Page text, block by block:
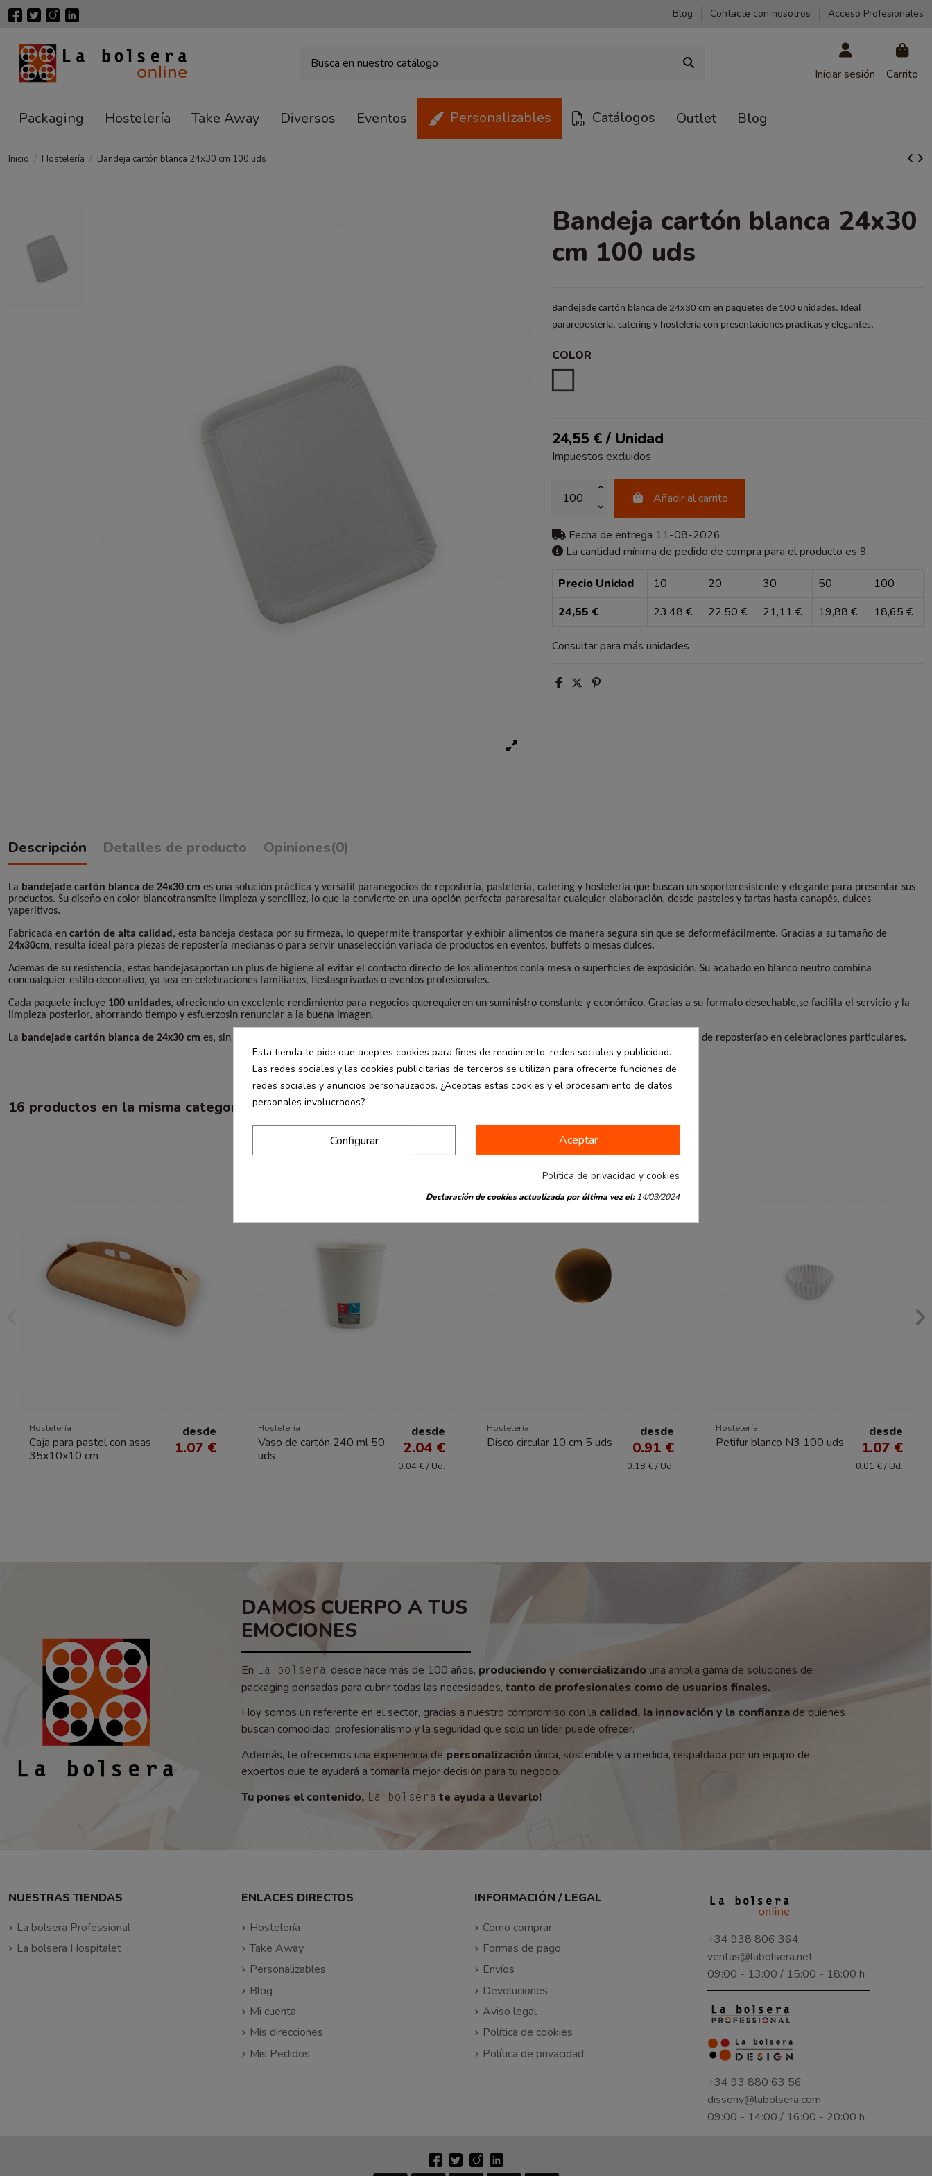
Blog Contacte con nosotros Acceso Profesionales
Iniciar sesión Carrito
Packaging Hostelería Take Away Diversos Eventos Personalizables Catálogos Outlet Blog
Inicio Hostelería Bandeja cartón blanca 24x30 cm 100 uds
Bandeja cartón blanca 24x30
cm 100 uds
Bandejade cartón blanca de 24x30 cm en paquetes de 100 unidades. Ideal
pararepostería, catering y hostelería con presentaciones prácticas y elegantes.
COLOR
24,55 € / Unidad
Impuestos excluidos
Añadir al carrito
Fecha de entrega 11-08-2026
La cantidad mínima de pedido de compra para el producto es 9.
Precio Unidad 10 20 30 50
100
24,55 €
23,48 € 22,50 € 21,11 € 19,88 € 18,65 €
Consultar para más unidades
Descripción Detalles de producto Opiniones(0)
La bandejade cartón blanca de 24x30 cm es una solución práctica y versátil paranegocios de repostería, pastelería, catering y hostelería que buscan un soporteresistente y elegante para presentar sus
productos. Su diseño en color blancotransmite limpieza y sencillez, lo que la convierte en una opción perfecta pararesaltar cualquier elaboración, desde pasteles y tartas hasta canapés, dulces
yaperitivos.
Fabricada en cartón de alta calidad , esta bandeja destaca por su firmeza, lo quepermite transportar y exhibir alimentos de manera segura sin que se deformefácilmente. Gracias a su tamaño de
24x30cm, resulta ideal para piezas de repostería medianas o para servir unaselección variada de productos en eventos, buffets o mesas dulces.
Además de su resistencia, estas bandejasaportan un plus de higiene al evitar el contacto directo de los alimentos conla mesa o superficies de exposición. Su acabado en blanco neutro combina
concualquier estilo decorativo, ya sea en celebraciones familiares, fiestasprivadas o eventos profesionales.
Cada paquete incluye 100 unidades, ofreciendo un excelente rendimiento para negocios querequieren un suministro constante y económico. Gracias a su formato desechable,se facilita el servicio y la
limpieza posterior, ahorrando tiempo y esfuerzosin renunciar a la buena imagen.
La bandejade cartón blanca de 24x30 cm es, sin duda, una opción práctica, higiénica yelegante que no puede faltar en el día a día de cualquier negocio de reposteríao en celebraciones particulares.
16 productos en la misma categoría:
Hostelería
Caja para pastel con asas
35x10x10 cm
desde
1.07 €
Hostelería
Vaso de cartón 240 ml 50
uds
desde
2.04 €
0.04 € / Ud.
Hostelería
Disco circular 10 cm 5 uds
desde
0.91 €
0.18 € / Ud.
Hostelería
Petifur blanco N3 100 uds
desde
1.07 €
0.01 € / Ud.
DAMOS CUERPO A TUS
EMOCIONES
En La bolsera, desde hace más de 100 años, produciendo y comercializando una amplia gama de soluciones de
packaging pensadas para cubrir todas las necesidades, tanto de profesionales como de usuarios finales.
Hoy somos un referente en el sector, gracias a nuestro compromiso con la calidad, la innovación y la confianzade quienes
buscan comodidad, profesionalismo y la seguridad que solo un líder puede ofrecer.
Además, te ofrecemos una experiencia de personalización única, sostenible y a medida, respaldada por un equipo de
expertos que te ayudará a tomar la mejor decisión para tu negocio.
Tu pones el contenido, La bolsera te ayuda a llevarlo!
NUESTRAS TIENDAS
La bolsera Professional
La bolsera Hospitalet
ENLACES DIRECTOS
Hostelería
Take Away
Personalizables
Blog
Mi cuenta
Mis direcciones
Mis Pedidos
INFORMACIÓN / LEGAL
Como comprar
Formas de pago
Envíos
Devoluciones
Aviso legal
Política de cookies
Política de privacidad
+34 938 806 364
ventas@labolsera.net
09:00 - 13:00 / 15:00 - 18:00 h
+34 93 880 63 56
disseny@labolsera.com
09:00 - 14:00 / 16:00 - 20:00 h
Esta tienda te pide que aceptes cookies para fines de rendimiento, redes sociales y publicidad.
Las redes sociales y las cookies publicitarias de terceros se utilizan para ofrecerte funciones de
redes sociales y anuncios personalizados. ¿Aceptas estas cookies y el procesamiento de datos
personales involucrados?
Aceptar
Configurar
Política de privacidad y cookies
Declaración de cookies actualizada por última vez el:14/03/2024